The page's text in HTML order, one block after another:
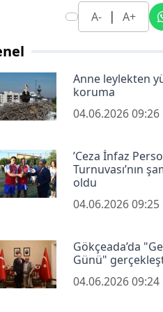
A- | A+
Anne leylekten
koruma
04.06.2026 09:26
’Ceza İnfaz
Turnuvası’nın
oldu
04.06.2026 09:25
Gökçeada’da
Günü"
04.06.2026 09:24